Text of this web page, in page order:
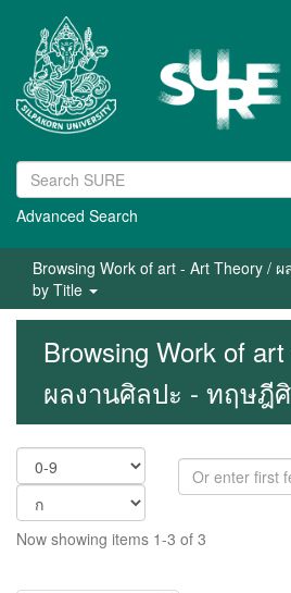
Advanced Search
Browsing Work of art - Art Theory /
by Title
Browsing Work of
ผลงานศิลปะ - ทฤษฎี
Now showing items 1-3 of 3